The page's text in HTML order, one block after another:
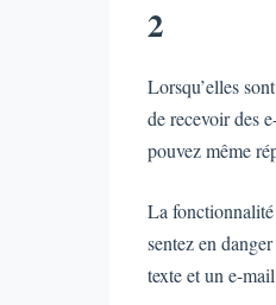
2
Lorsqu’elles
de recevoir des
pouvez même
La
sentez en
texte et un e-